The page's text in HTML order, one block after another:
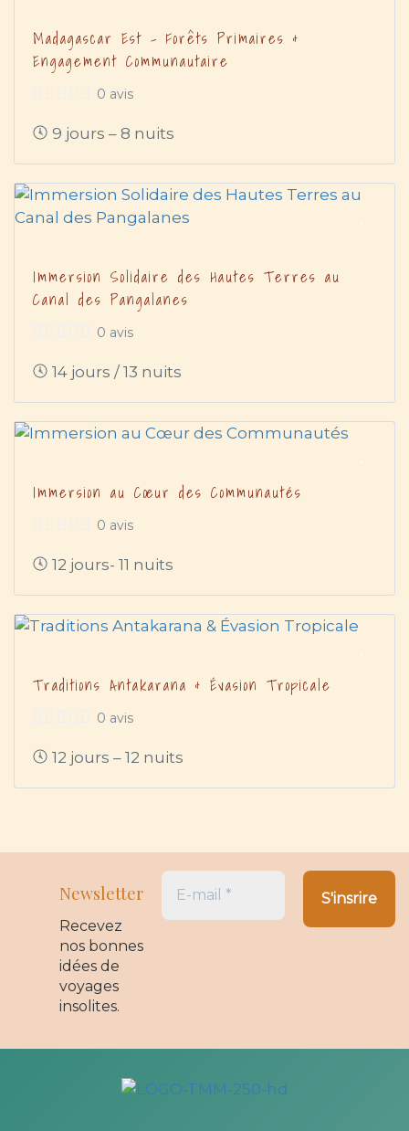
Madagascar Est – Forêts Primaires &
Engagement Communautaire
0 avis
9 jours – 8 nuits
Immersion Solidaire des Hautes Terres au
Canal des Pangalanes
0 avis
14 jours / 13 nuits
Immersion au Cœur des Communautés
0 avis
12 jours- 11 nuits
Traditions Antakarana & Évasion Tropicale
0 avis
12 jours – 12 nuits
Newsletter
Recevez
nos bonnes
idées de
voyages
insolites.